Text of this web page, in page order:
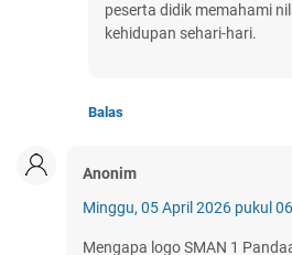
peserta didik memahami
kehidupan sehari-hari.
Balas
Anonim
Minggu, 05 April 2026 pukul
Mengapa logo SMAN 1